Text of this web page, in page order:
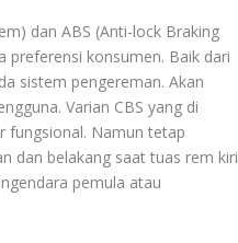
dan ABS (Anti-lock Braking
preferensi konsumen. Baik dari
sistem pengereman. Akan
Varian CBS yang di
fungsional. Namun tetap
dan belakang saat tuas rem kiri
pemula atau